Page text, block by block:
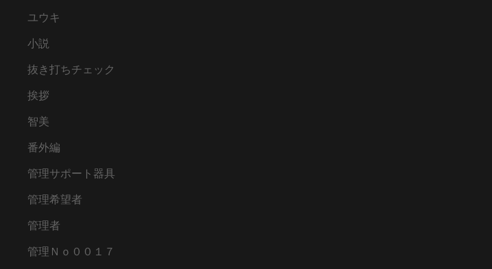
ユウキ
小説
抜き打ちチェック
挨拶
智美
番外編
管理サポート器具
管理希望者
管理者
管理Ｎｏ００１７